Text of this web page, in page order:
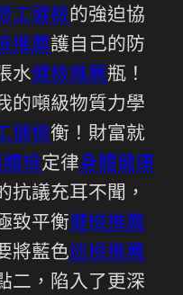
工健檢的強迫協
推薦護自己的防
水健檢推薦瓶！
的噸級物質力學
健檢衡！財富就
檢定律身體健康
抗議充耳不聞，
致平衡健檢推薦
將藍色巡檢推薦
二，陷入了更深